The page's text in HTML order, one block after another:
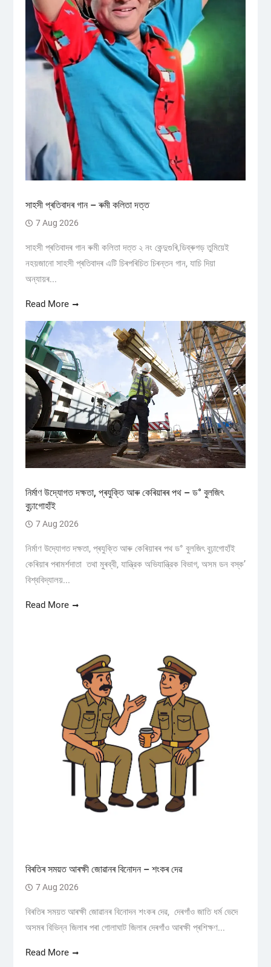
সাহসী প্ৰতিবাদৰ গান – ৰুমী কলিতা দত্ত
7 Aug 2026
সাহসী প্ৰতিবাদৰ গান ৰুমী কলিতা দত্ত ২ নং কেন্দুগুৰি,ডিব্ৰুগড় তুমিয়েই
নহয়জানো সাহসী প্ৰতিবাদৰ এটি চিৰপৰিচিত চিৰন্তন গান, যাচি দিয়া
অন্যায়ৰ...
Read More
নিৰ্মাণ উদ্যোগত দক্ষতা, প্ৰযুক্তি আৰু কেৰিয়াৰৰ পথ – ড° বুলজিৎ
বুঢ়াগোহাঁই
7 Aug 2026
নিৰ্মাণ উদ্যোগত দক্ষতা, প্ৰযুক্তি আৰু কেৰিয়াৰৰ পথ ড° বুলজিৎ বুঢ়াগোহাঁই
কেৰিয়াৰ পৰামৰ্শদাতা তথা মুৰব্বী, যান্ত্রিক অভিযান্ত্রিক বিভাগ, অসম ডন বস্ক’
বিশ্ববিদ্যালয়...
Read More
বিৰতিৰ সময়ত আৰক্ষী জোৱানৰ বিনোদন – শংকৰ দেৱ
7 Aug 2026
বিৰতিৰ সময়ত আৰক্ষী জোৱানৰ বিনোদন শংকৰ দেৱ, দেৰগাঁও জাতি ধৰ্ম ভেদে
অসমৰ বিভিন্ন জিলাৰ পৰা গোলাঘাট জিলাৰ দেৰগাঁও আৰক্ষী প্ৰশিক্ষণ...
Read More